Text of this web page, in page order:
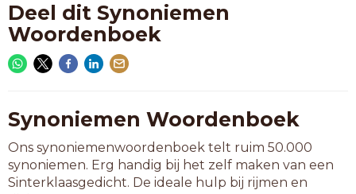
Deel dit Synoniemen
Woordenboek
Synoniemen Woordenboek
Ons synoniemenwoordenboek telt ruim 50.000
synoniemen. Erg handig bij het zelf maken van een
Sinterklaasgedicht. De ideale hulp bij rijmen en